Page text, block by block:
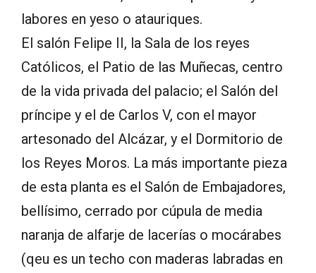
labores en yeso o atauriques.
El salón Felipe II, la Sala de los reyes
Católicos, el Patio de las Muñecas, centro
de la vida privada del palacio; el Salón del
príncipe y el de Carlos V, con el mayor
artesonado del Alcázar, y el Dormitorio de
los Reyes Moros. La más importante pieza
de esta planta es el Salón de Embajadores,
bellísimo, cerrado por cúpula de media
naranja de alfarje de lacerías o mocárabes
(qeu es un techo con maderas labradas en